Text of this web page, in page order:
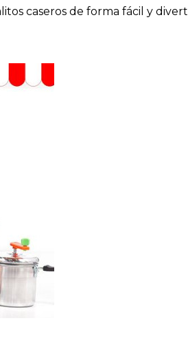
caseros de forma fácil y